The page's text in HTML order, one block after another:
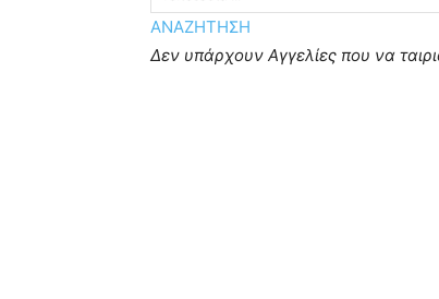
ΑΝΑΖΗΤΗΣΗ
Δεν υπάρχουν Αγγελίες που να